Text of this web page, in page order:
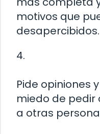
motivos que
desapercibidos.
4.
Pide opiniones
miedo de pedir
a otras